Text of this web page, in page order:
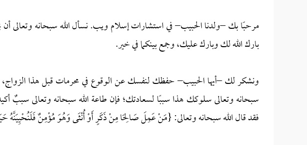
مرحبًا بك –ولدنا الحبيب– في استشارات إسلام ويب. نسأل الله سبحانه وتعالى
بارك الله لك وبارك عليك، وجمع بينكما في خير.
ونشكر لك –أيها الحبيب– حفظك لنفسك عن الوقوع في محرمات قبل هذا الزواج،
سبحانه وتعالى سلوكك هذا سببًا لسعادتك؛ فإن طاعة الله سبحانه وتعالى سببٌ
فقد قال الله سبحانه وتعالى: {مَنْ عَمِلَ صَالِحًا مِنْ ذَكَرٍ أَوْ أُنْثَى وَهُوَ مُؤْمِنٌ فَلَنُحْيِيَنَّهُ